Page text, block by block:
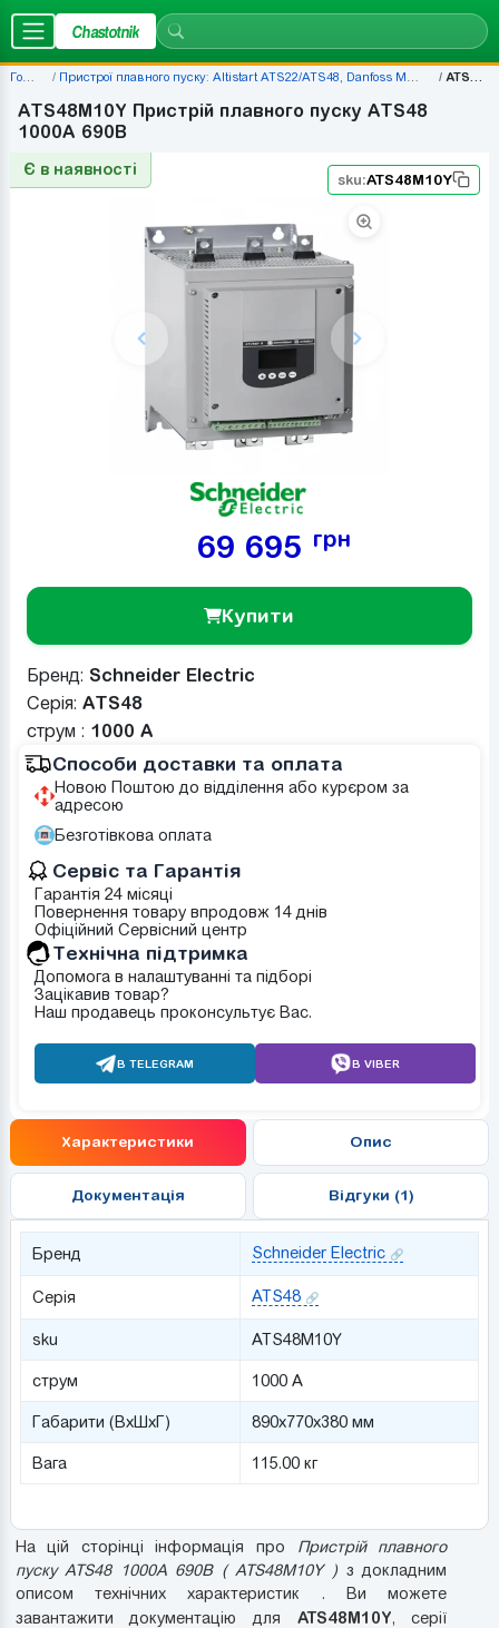
Chastotnik
Головна Пристрої плавного пуску: Altistart ATS22/ATS48, Danfoss MCD500, ціни — наявність | Chastotnik.ua ATS48M10Y
ATS48M10Y Пристрій плавного пуску ATS48
1000A 690B
Є в наявності
sku:ATS48M10Y
69 695 грн
Купити
Бренд: Schneider Electric
Серія: ATS48
струм : 1000 А
Способи доставки та оплата
Новою Поштою до відділення або курєром за
адресою
Безготівкова оплата
Сервіс та Гарантія
Гарантія 24 місяці
Повернення товару впродовж 14 днів
Офіційний Сервісний центр
Tехнічна підтримка
Допомога в налаштуванні та підборі
Зацікавив товар?
Наш продавець проконсультує Вас.
В TELEGRAM В VIBER
Характеристики Опис
Документація Відгуки (1)
Бренд Schneider Electric
Серія ATS48
sku ATS48M10Y
струм 1000 А
Габарити (ВхШхГ) 890x770x380 мм
Вага 115.00 кг
На цій сторінці інформація про Пристрій плавного
пуску ATS48 1000A 690B ( ATS48M10Y ) з докладним
описом технічних характеристик . Ви можете
завантажити документацію для ATS48M10Y, серії